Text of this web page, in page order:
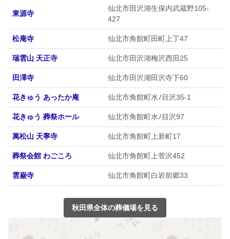
東源寺
仙北市田沢湖生保内武蔵野105-
427
松庵寺 仙北市角館町田町上丁47
瑞雲山 天正寺 仙北市田沢湖梅沢西田25
田澤寺 仙北市田沢湖田沢寺下60
花きゅう あったか庵 仙北市角館町水ﾉ目沢35-1
花きゅう 葬祭ホール 仙北市角館町水ﾉ目沢97
萬松山 天寧寺 仙北市角館町上新町17
葬祭会館 わごころ 仙北市角館町上菅沢452
雲巌寺 仙北市角館町白岩前郷33
秋田県全体の葬儀場を見る